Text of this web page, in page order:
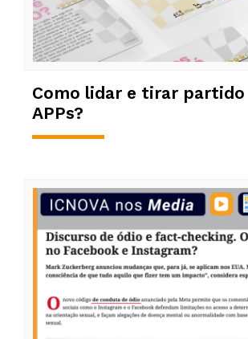
Como lidar e tirar partido
APPs?